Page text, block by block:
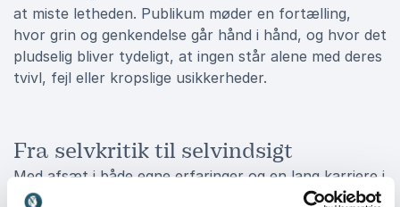
at miste letheden. Publikum møder en fortælling,
hvor grin og genkendelse går hånd i hånd, og hvor det
pludselig bliver tydeligt, at ingen står alene med deres
tvivl, fejl eller kropslige usikkerheder.
Fra selvkritik til selvindsigt
Med afsæt i både egne erfaringer og en lang karriere i
dansk film, tv og scenekunst formidler Ditte Hansen,